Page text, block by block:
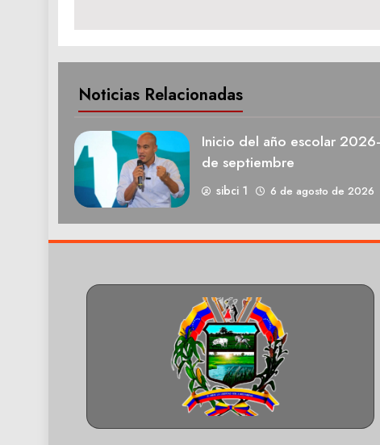
Noticias Relacionadas
Inicio del año escolar
de septiembre
sibci 1 6 de agosto de 2026